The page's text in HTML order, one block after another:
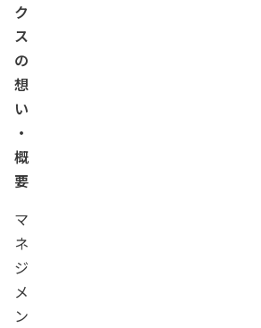
ク
ス
の
想
い
・
概
要
マ
ネ
ジ
メ
ン